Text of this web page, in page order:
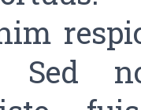
Sed